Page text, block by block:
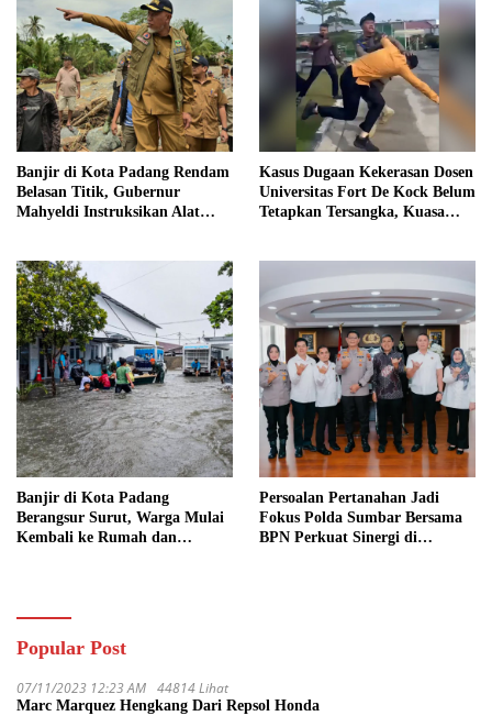
Banjir di Kota Padang Rendam
Belasan Titik, Gubernur
Mahyeldi Instruksikan Alat
Kasus Dugaan Kekerasan Dosen
Universitas Fort De Kock Belum
Tetapkan Tersangka, Kuasa
Banjir di Kota Padang
Berangsur Surut, Warga Mulai
Kembali ke Rumah dan
Persoalan Pertanahan Jadi
Fokus Polda Sumbar Bersama
BPN Perkuat Sinergi di
Popular Post
07/11/2023 12:23 AM 44814 Lihat
Marc Marquez Hengkang Dari Repsol Honda